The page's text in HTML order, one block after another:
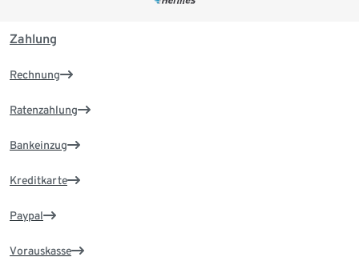
Zahlung
Rechnung
Ratenzahlung
Bankeinzug
Kreditkarte
Paypal
Vorauskasse